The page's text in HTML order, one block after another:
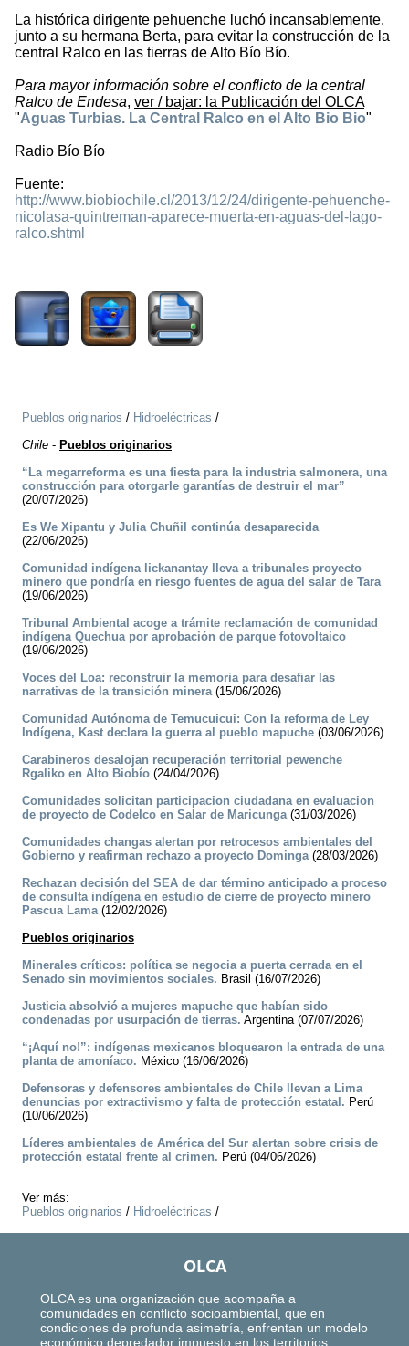
La histórica dirigente pehuenche luchó incansablemente,
junto a su hermana Berta, para evitar la construcción de la
central Ralco en las tierras de Alto Bío Bío.
Para mayor información sobre el conflicto de la central
Ralco de Endesa, ver / bajar: la Publicación del OLCA
"Aguas Turbias. La Central Ralco en el Alto Bio Bio"
Radio Bío Bío
Fuente:
http://www.biobiochile.cl/2013/12/24/dirigente-pehuenche-
nicolasa-quintreman-aparece-muerta-en-aguas-del-lago-
ralco.shtml
Pueblos originarios / Hidroeléctricas /
Chile - Pueblos originarios
“La megarreforma es una fiesta para la industria salmonera, una
construcción para otorgarle garantías de destruir el mar”
(20/07/2026)
Es We Xipantu y Julia Chuñil continúa desaparecida
(22/06/2026)
Comunidad indígena lickanantay lleva a tribunales proyecto
minero que pondría en riesgo fuentes de agua del salar de Tara
(19/06/2026)
Tribunal Ambiental acoge a trámite reclamación de comunidad
indígena Quechua por aprobación de parque fotovoltaico
(19/06/2026)
Voces del Loa: reconstruir la memoria para desafiar las
narrativas de la transición minera(15/06/2026)
Comunidad Autónoma de Temucuicui: Con la reforma de Ley
Indígena, Kast declara la guerra al pueblo mapuche (03/06/2026)
Carabineros desalojan recuperación territorial pewenche
Rgaliko en Alto Biobío (24/04/2026)
Comunidades solicitan participacion ciudadana en evaluacion
de proyecto de Codelco en Salar de Maricunga(31/03/2026)
Comunidades changas alertan por retrocesos ambientales del
Gobierno y reafirman rechazo a proyecto Dominga(28/03/2026)
Rechazan decisión del SEA de dar término anticipado a proceso
de consulta indígena en estudio de cierre de proyecto minero
Pascua Lama(12/02/2026)
Pueblos originarios
Minerales críticos: política se negocia a puerta cerrada en el
Senado sin movimientos sociales. Brasil (16/07/2026)
Justicia absolvió a mujeres mapuche que habían sido
condenadas por usurpación de tierras. Argentina (07/07/2026)
“¡Aquí no!”: indígenas mexicanos bloquearon la entrada de una
planta de amoníaco. México (16/06/2026)
Defensoras y defensores ambientales de Chile llevan a Lima
denuncias por extractivismo y falta de protección estatal. Perú
(10/06/2026)
Líderes ambientales de América del Sur alertan sobre crisis de
protección estatal frente al crimen. Perú (04/06/2026)
Ver más:
Pueblos originarios / Hidroeléctricas /
OLCA
OLCA es una organización que acompaña a
comunidades en conflicto socioambiental, que en
condiciones de profunda asimetría, enfrentan un modelo
económico depredador impuesto en los territorios.